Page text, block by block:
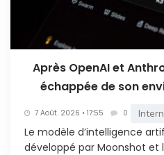
Après OpenAI et
échappée de son
7 Août. 2026 • 17:55 0
Le modèle d’intelligence
développé par Moonshot et